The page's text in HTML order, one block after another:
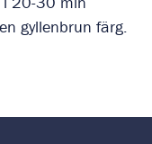
gyllenbrun färg.